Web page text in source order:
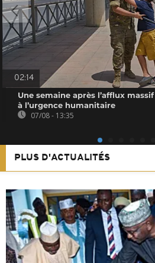
02:14
Une semaine après l’afflux
à l’urgence humanitaire
07/08 - 13:35
PLUS D'ACTUALITÉS